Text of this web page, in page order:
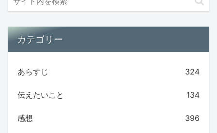
カテゴリー
あらすじ 324
伝えたいこと 134
感想 396